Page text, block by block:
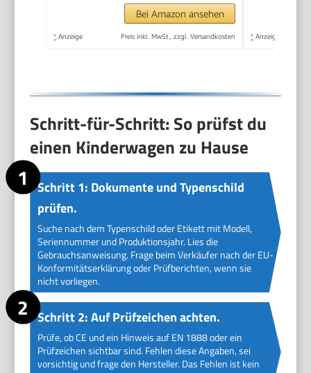
Bei Amazon ansehen
* Anzeige Preis inkl. MwSt., zzgl. Versandkosten * Anzeige
Schritt-für-Schritt: So prüfst du
einen Kinderwagen zu Hause
Schritt 1: Dokumente und Typenschild
prüfen.
Suche nach dem Typenschild oder Etikett mit Modell,
Seriennummer und Produktionsjahr. Lies die
Gebrauchsanweisung. Frage beim Verkäufer nach der EU-
Konformitätserklärung oder Prüfberichten, wenn sie
nicht vorliegen.
Schritt 2: Auf Prüfzeichen achten.
Prüfe, ob CE und ein Hinweis auf EN 1888 oder ein
Prüfzeichen sichtbar sind. Fehlen diese Angaben, sei
vorsichtig und frage den Hersteller. Das Fehlen ist kein